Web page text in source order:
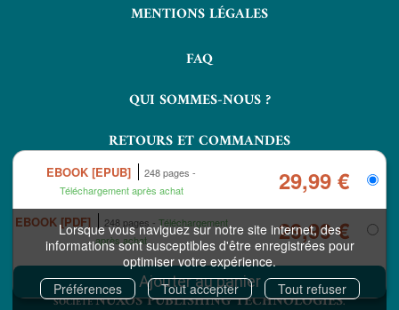
Lorsque vous naviguez sur notre site internet, des
informations sont susceptibles d'être enregistrées pour
optimiser votre expérience.
Préférences
Tout accepter Tout refuser
EBOOK [EPUB]
248 pages
Téléchargement après achat
29,99 €
EBOOK [PDF] 248 pages
Téléchargement
après achat
29,99 €
MENTIONS LÉGALES
FAQ
QUI SOMMES-NOUS ?
RETOURS ET COMMANDES
COPYRIGHT © 2026 LAVOISIER ET NUXOS PUBLISHING TECHNOLOGIES.
IZIBOOK®ETIZIBOOKS®SONT DES MARQUES DÉPOSÉES DE LA
SOCIÉTÉNUXOS PUBLISHING TECHNOLOGIES.